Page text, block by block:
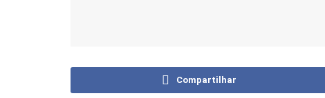
Compartilhar